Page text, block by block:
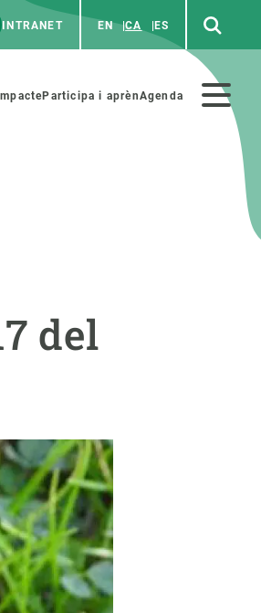
INTRANET EN CA ES
Participa i aprènAgenda
del
Esdeveniments anteriors
Canvi global
Funcionament dels ecosistemes
Observació de la terra